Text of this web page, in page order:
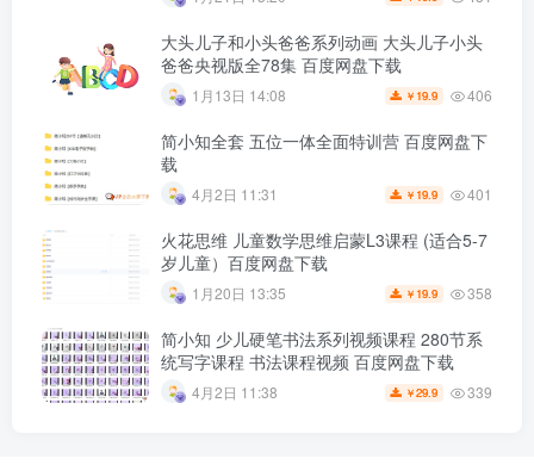
大头儿子和小头爸爸系列动画 大头儿子小头
爸爸央视版全78集 百度网盘下载
1月13日 14:08 ￥ 19.9 406
简小知全套 五位一体全面特训营 百度网盘下
载
4月2日 11:31 ￥ 19.9 401
火花思维 儿童数学思维启蒙L3课程 (适合5-7
岁儿童）百度网盘下载
1月20日 13:35 ￥ 19.9 358
简小知 少儿硬笔书法系列视频课程 280节系
统写字课程 书法课程视频 百度网盘下载
4月2日 11:38 ￥29.9 339